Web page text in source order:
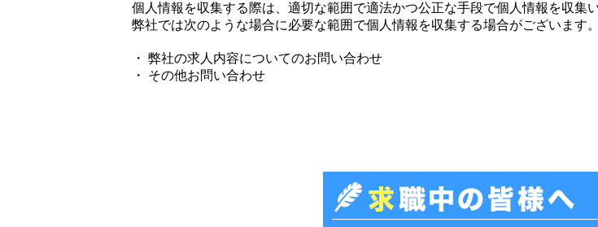
個人情報を収集する際は、適切な範囲で適法かつ公正な手段で個人情報を収集い
弊社では次のような場合に必要な範囲で個人情報を収集する場合がございます。
・ 弊社の求人内容についてのお問い合わせ
・ その他お問い合わせ